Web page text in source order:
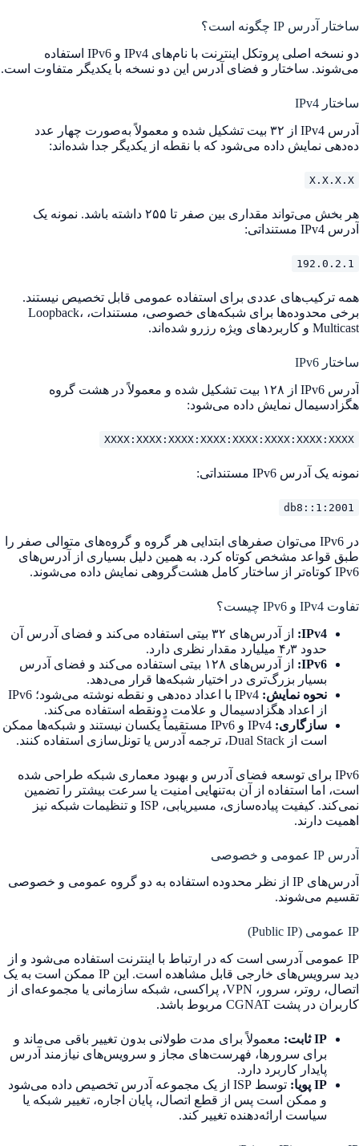
ساختار آدرس IP چگونه است؟
دو نسخه اصلی پروتکل اینترنت با نام‌های IPv4 و IPv6 استفاده
می‌شوند. ساختار و فضای آدرس این دو نسخه با یکدیگر متفاوت است.
ساختار IPv4
آدرس IPv4 از ۳۲ بیت تشکیل شده و معمولاً به‌صورت چهار عدد
ده‌دهی نمایش داده می‌شود که با نقطه از یکدیگر جدا شده‌اند:
X.X.X.X
هر بخش می‌تواند مقداری بین صفر تا ۲۵۵ داشته باشد. نمونه یک
آدرس IPv4 مستنداتی:
192.0.2.1
همه ترکیب‌های عددی برای استفاده عمومی قابل تخصیص نیستند.
برخی محدوده‌ها برای شبکه‌های خصوصی، مستندات، Loopback،
Multicast و کاربردهای ویژه رزرو شده‌اند.
ساختار IPv6
آدرس IPv6 از ۱۲۸ بیت تشکیل شده و معمولاً در هشت گروه
هگزادسیمال نمایش داده می‌شود:
XXXX:XXXX:XXXX:XXXX:XXXX:XXXX:XXXX:XXXX
نمونه یک آدرس IPv6 مستنداتی:
2001:db8::1
در IPv6 می‌توان صفرهای ابتدایی هر گروه و گروه‌های متوالی صفر را
طبق قواعد مشخص کوتاه کرد. به همین دلیل بسیاری از آدرس‌های
IPv6 کوتاه‌تر از ساختار کامل هشت‌گروهی نمایش داده می‌شوند.
تفاوت IPv4 و IPv6 چیست؟
IPv4:
از آدرس‌های ۳۲ بیتی استفاده می‌کند و فضای آدرس آن
حدود ۴٫۳ میلیارد مقدار نظری دارد.
IPv6:
از آدرس‌های ۱۲۸ بیتی استفاده می‌کند و فضای آدرس
بسیار بزرگ‌تری در اختیار شبکه‌ها قرار می‌دهد.
نحوه نمایش:
IPv4 با اعداد ده‌دهی و نقطه نوشته می‌شود؛ IPv6
از اعداد هگزادسیمال و علامت دونقطه استفاده می‌کند.
سازگاری:
IPv4 و IPv6 مستقیماً یکسان نیستند و شبکه‌ها ممکن
است از Dual Stack، ترجمه آدرس یا تونل‌سازی استفاده کنند.
IPv6 برای توسعه فضای آدرس و بهبود معماری شبکه طراحی شده
است، اما استفاده از آن به‌تنهایی امنیت یا سرعت بیشتر را تضمین
نمی‌کند. کیفیت پیاده‌سازی، مسیریابی، ISP و تنظیمات شبکه نیز
اهمیت دارند.
آدرس IP عمومی و خصوصی
آدرس‌های IP از نظر محدوده استفاده به دو گروه عمومی و خصوصی
تقسیم می‌شوند.
IP عمومی (Public IP)
IP عمومی آدرسی است که در ارتباط با اینترنت استفاده می‌شود و از
دید سرویس‌های خارجی قابل مشاهده است. این IP ممکن است به یک
اتصال، روتر، سرور، VPN، پراکسی، شبکه سازمانی یا مجموعه‌ای از
کاربران در پشت CGNAT مربوط باشد.
IP ثابت:
معمولاً برای مدت طولانی بدون تغییر باقی می‌ماند و
برای سرورها، فهرست‌های مجاز و سرویس‌های نیازمند آدرس
پایدار کاربرد دارد.
IP پویا:
توسط ISP از یک مجموعه آدرس تخصیص داده می‌شود
و ممکن است پس از قطع اتصال، پایان اجاره، تغییر شبکه یا
سیاست ارائه‌دهنده تغییر کند.